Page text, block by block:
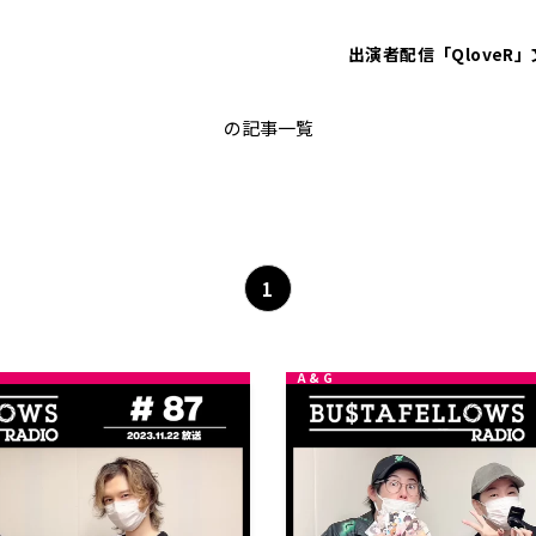
出演者配信「QloveR」
バスタフェレディオ
の記事一覧
1